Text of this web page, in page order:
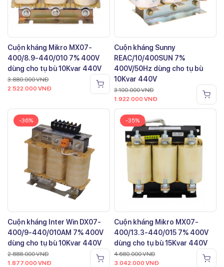
Cuộn kháng Mikro MX07-
400/8.9-440/010 7% 400V
dùng cho tụ bù 10Kvar 440V
3.880.000VNĐ
2.522.000 VNĐ
Cuộn kháng Sunny
REAC/10/400SUN 7%
400V/50Hz dùng cho tụ bù
10Kvar 440V
3.100.000VNĐ
1.922.000 VNĐ
-36%
Cuộn kháng Inter Win DX07-
400/9-440/010AM 7% 400V
dùng cho tụ bù 10Kvar 440V
2.888.000VNĐ
1.877.000 VNĐ
-35%
Cuộn kháng Mikro MX07-
400/13.3-440/015 7% 400V
dùng cho tụ bù 15Kvar 440V
4.680.000VNĐ
3.042.000 VNĐ